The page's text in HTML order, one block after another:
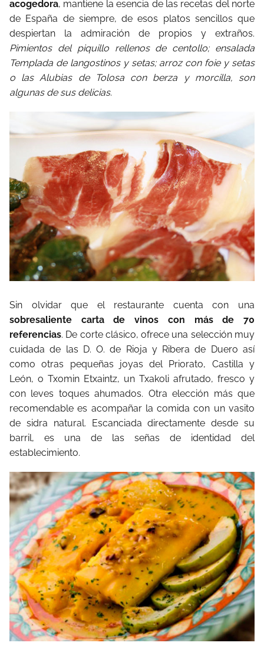
acogedora, mantiene la esencia de las recetas del norte
de España de siempre, de esos platos sencillos que
despiertan la admiración de propios y extraños.
Pimientos del piquillo rellenos de centollo; ensalada
Templada de langostinos y setas; arroz con foie y setas
o lasAlubias de Tolosa con berza y morcilla, son
algunas de sus delicias.
Sin olvidar que el restaurante cuenta con una
sobresaliente carta de vinos con más de 70
referencias. De corte clásico, ofrece una selección muy
cuidada de las D. O. de Rioja y Ribera de Duero así
como otras pequeñas joyas del Priorato, Castilla y
León, o Txomin Etxaintz, un Txakoli afrutado, fresco y
con leves toques ahumados. Otra elección más que
recomendable es acompañar la comida con un vasito
de sidra natural. Escanciada directamente desde su
barril, es una de las señas de identidad del
establecimiento.